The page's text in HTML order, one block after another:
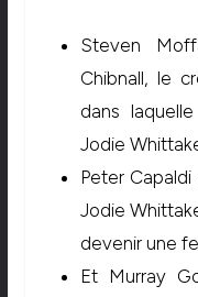
Steven
Chibnall, le
dans
Jodie
Peter
Jodie
devenir une
Et Murray